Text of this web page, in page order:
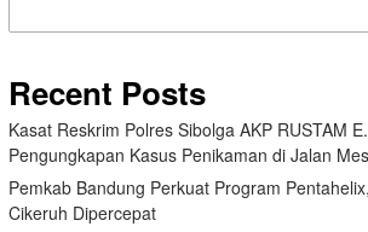
Recent Posts
Kasat Reskrim Polres Sibolga AKP RUSTAM
Pengungkapan Kasus Penikaman di Jalan
Pemkab Bandung Perkuat Program
Cikeruh Dipercepat